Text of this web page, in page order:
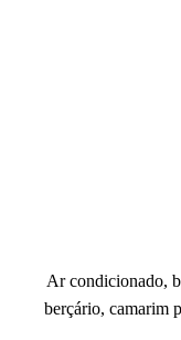
Ar condicionado,
berçário, camarim